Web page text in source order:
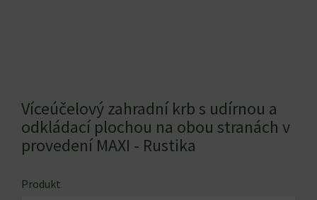
Víceúčelový zahradní krb s udírnou a
odkládací plochou na obou stranách v
provedení MAXI - Rustika
Produkt